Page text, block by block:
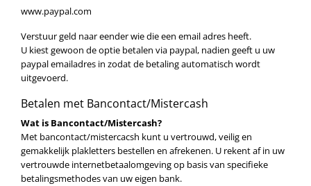
www.paypal.com
Verstuur geld naar eender wie die een email adres heeft.
U kiest gewoon de optie betalen via paypal, nadien geeft u uw
paypal emailadres in zodat de betaling automatisch wordt
uitgevoerd.
Betalen met Bancontact/Mistercash
Wat is Bancontact/Mistercash?
Met bancontact/mistercacsh kunt u vertrouwd, veilig en
gemakkelijk plakletters bestellen en afrekenen. U rekent af in uw
vertrouwde internetbetaalomgeving op basis van specifieke
betalingsmethodes van uw eigen bank.